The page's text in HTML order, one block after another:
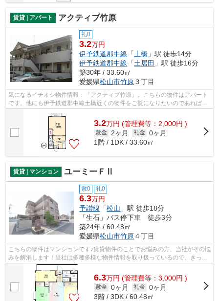
賃貸 | アパート アクティブ竹原
礼0
3.2万円
伊予鉄道郡中線 「土橋 」駅 徒歩14分
伊予鉄道郡中線 「土居田 」駅 徒歩16分
築30年 / 33.60㎡
愛媛県松山市竹原３丁目
気になるイチオシ物件情報：「アクティブ竹原」。こちらの物件はアパート
です。他にも伊予鉄道郡中線土橋近くの物件をご覧になりたいのであれば、
3.2万円 (管理費等：2,000円 )
敷金 2ヶ月 礼金 0ヶ月
1階 / 1DK / 33.60㎡
賃貸 | マンション ユーミーＦⅡ
敷0 礼0
6.3万円
予讃線 「松山 」駅 徒歩18分
「生石」バス停下車 徒歩3分
築24年 / 60.48㎡
愛媛県松山市竹原４丁目
こちらの物件はマンションです♪賃貸物件のことでお悩みの方、当社がその悩
みを解消します！当社は多種多様な物件情報を取り扱っているので、きっと
ご希望の物件が見つかるはずです♪
6.3万円 (管理費等：3,000円 )
敷金 0ヶ月 礼金 0ヶ月
3階 / 3DK / 60.48㎡